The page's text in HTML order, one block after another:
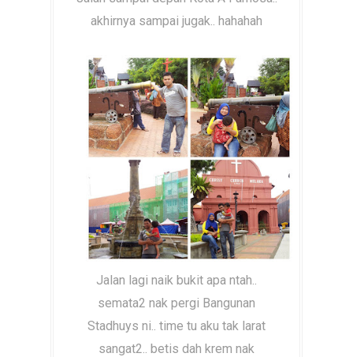
akhirnya sampai jugak.. hahahah
Jalan lagi naik bukit apa ntah..
semata2 nak pergi Bangunan
Stadhuys ni.. time tu aku tak larat
sangat2.. betis dah krem nak